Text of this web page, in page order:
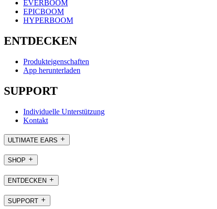
EVERBOOM
EPICBOOM
HYPERBOOM
ENTDECKEN
Produkteigenschaften
App herunterladen
SUPPORT
Individuelle Unterstützung
Kontakt
ULTIMATE EARS
SHOP
ENTDECKEN
SUPPORT